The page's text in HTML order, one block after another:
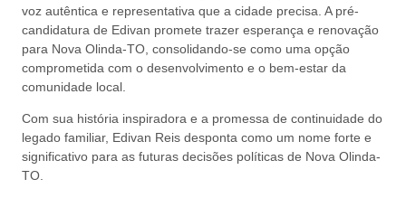
voz autêntica e representativa que a cidade precisa. A pré-
candidatura de Edivan promete trazer esperança e renovação
para Nova Olinda-TO, consolidando-se como uma opção
comprometida com o desenvolvimento e o bem-estar da
comunidade local.
Com sua história inspiradora e a promessa de continuidade do
legado familiar, Edivan Reis desponta como um nome forte e
significativo para as futuras decisões políticas de Nova Olinda-
TO.